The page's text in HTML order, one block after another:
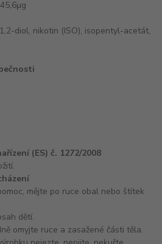
45,6μg
diol, nikotin (ISO), isopentyl-acetát,
(ES) č. 1272/2008
mějte po ruce obal nebo štítek
dětí.
omyjte ruce a zasažené části těla.